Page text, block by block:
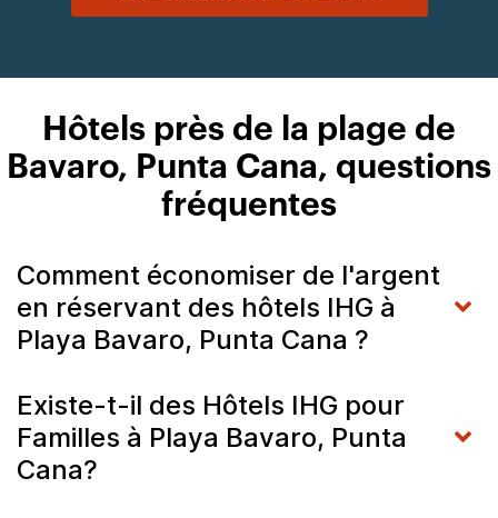
Hôtels près de la plage de
Bavaro, Punta Cana, questions
fréquentes
Comment économiser de l'argent
en réservant des hôtels IHG à
Playa Bavaro, Punta Cana ?
Existe-t-il des Hôtels IHG pour
Familles à Playa Bavaro, Punta
Cana?